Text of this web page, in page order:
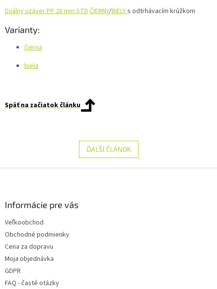
Duálny uzáver PP 28 mm STDČIERNY/BIELYs odtrhávacím krúžkom
Varianty:
čierna
biela
Späť na začiatok článku
ĎALŠÍ ČLÁNOK
Informácie pre vás
Veľkoobchod
Obchodné podmienky
Cena za dopravu
Moja objednávka
GDPR
FAQ - časté otázky